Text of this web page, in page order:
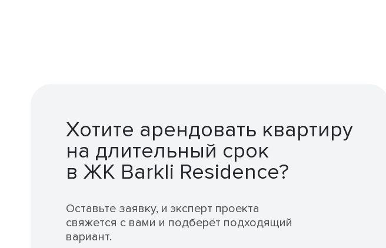
Хотите арендовать квартиру
на длительный срок
в ЖК Barkli Residence?
Оставьте заявку, и эксперт проекта
свяжется с вами и подберёт подходящий
вариант.